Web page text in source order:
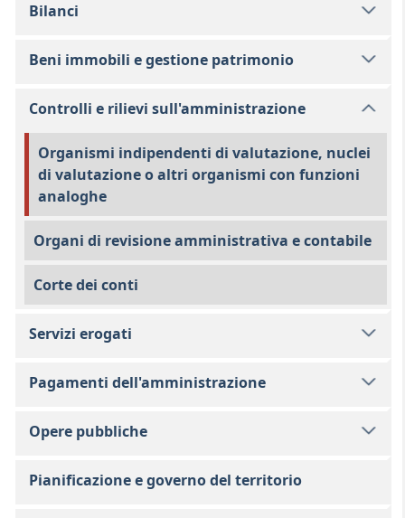
Bilanci
Beni immobili e gestione patrimonio
Controlli e rilievi sull'amministrazione
Organismi indipendenti di valutazione, nuclei
di valutazione o altri organismi con funzioni
analoghe
Organi di revisione amministrativa e contabile
Corte dei conti
Servizi erogati
Pagamenti dell'amministrazione
Opere pubbliche
Pianificazione e governo del territorio